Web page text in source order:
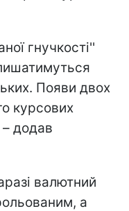
гнучкості''
Появи двох
курсових
– додав
валютний
а